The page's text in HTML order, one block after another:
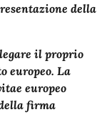
della
il proprio
europeo. La
europeo
firma